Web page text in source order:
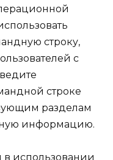
строку,
с
строке
разделам
информацию.
в использовании